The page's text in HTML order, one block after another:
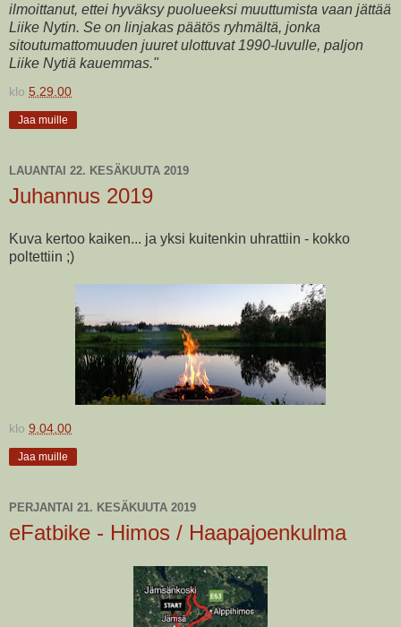
ilmoittanut, ettei hyväksy puolueeksi muuttumista vaan jättää
Liike Nytin. Se on linjakas päätös ryhmältä, jonka
sitoutumattomuuden juuret ulottuvat 1990-luvulle, paljon
Liike Nytiä kauemmas."
klo 5.29.00
Jaa muille
LAUANTAI 22. KESÄKUUTA 2019
Juhannus 2019
Kuva kertoo kaiken... ja yksi kuitenkin uhrattiin - kokko
poltettiin ;)
klo 9.04.00
Jaa muille
PERJANTAI 21. KESÄKUUTA 2019
eFatbike - Himos / Haapajoenkulma